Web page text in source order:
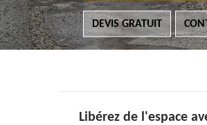
DEVIS GRATUIT
Libérez de l'espace